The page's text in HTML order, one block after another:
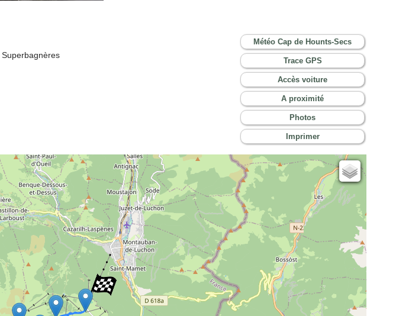
Superbagnères
Météo Cap de Hounts-Secs
Trace GPS
Accès voiture
A proximité
Photos
Imprimer
Cartes IGN
Open Topo Map
Open Street Map
ESRI Word Imagery